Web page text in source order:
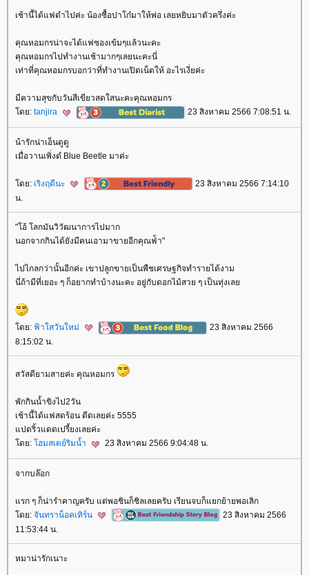
เช้านี้ได้แฟดำไปค่ะ น้องซื้อปาโก๋มาให้พ่อ เลยหยิบมาตัวครึ่งค่ะ
คุณหอมกรน่าจะได้แฟซองเข้มๆแล้วนะคะ
คุณหอมกรไปทำงานเช้ามากๆเลยนะคะนี่
เท่าที่คุณหอมกรบอกว่าที่ทำงานเปิดเน็ตให้ อะไรเงี่ยค่ะ
มีความสุขกับวันสีเขียวสดใสนะคะคุณหอมกร
ดย: tanjira 23 สิงหาคม 2566 7:08:51 น.
น้ารักน่าเอ็นดูดู
เมื่อวานเพิ่งดํ Blue Beetle มาค่ะ
ดย: เริงฤดีนะ
23 สิงหาคม 2566 7:14:10
น.
"โอ้ โลกมันวิวัฒนาการไปมาก
นอกจากกินได้ยังมีคนเอามาขายอีกคุณฟ่้า"
ไปไกลกว่านั้นอีกค่ะ เขาปลูกขายเป็นพืชเศรษฐกิจทำรายได้งาม
นี่ถ้ามีที่เยอะ ๆ ก็อยากทำบ้างนะคะ อยู่กับดอกไม้สวย ๆ เป็นทุ่งเล
ดย: ฟ้าใสวันใหม่
23 สิงหาคม 2566
8:15:02 น.
สวัสดียามสายค่ะ คุณหอมกร
พักกินน้ำขิงไป2วัน
เช้านี้ได้แฟสดร้อน ดีดเลยค่ะ 5555
ปดริ้วแดดเปรี้ยงเลยค่ะ
ดย: ฮมสเตย์ริมน้ำ 23 สิงหาคม 2566 9:04:48 น.
จากบล๊อก
รก ๆ ก็น่ารำคาญครับ แต่พอชินก็ชิลเลยครับ เรียนจบก็แยกย้ายพอเลิก
ดย: จันทราน็อคเทิร์น
23 สิงหาคม 2566
11:53:44 น.
หมาน่ารักเนาะ